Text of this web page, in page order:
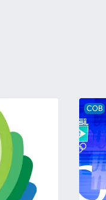
COB